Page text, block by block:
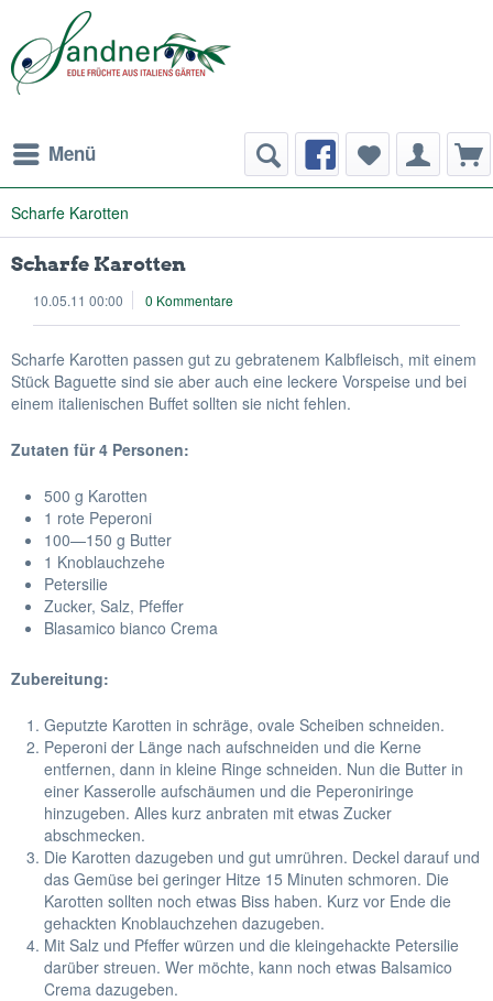
Menü
Scharfe Karotten
Scharfe Karotten
10.05.11 00:00 0 Kommentare
Scharfe Karotten passen gut zu gebratenem Kalbfleisch, mit einem
Stück Baguette sind sie aber auch eine leckere Vorspeise und bei
einem italienischen Buffet sollten sie nicht fehlen.
Zutaten für 4 Personen:
500 g Karotten
1 rote Peperoni
100—150 g Butter
1 Knoblauchzehe
Petersilie
Zucker, Salz, Pfeffer
Blasamico bianco Crema
Zubereitung:
Geputzte Karotten in schräge, ovale Scheiben schneiden.
Peperoni der Länge nach aufschneiden und die Kerne
entfernen, dann in kleine Ringe schneiden. Nun die Butter in
einer Kasserolle aufschäumen und die Peperoniringe
hinzugeben. Alles kurz anbraten mit etwas Zucker
abschmecken.
Die Karotten dazugeben und gut umrühren. Deckel darauf und
das Gemüse bei geringer Hitze 15 Minuten schmoren. Die
Karotten sollten noch etwas Biss haben. Kurz vor Ende die
gehackten Knoblauchzehen dazugeben.
Mit Salz und Pfeffer würzen und die kleingehackte Petersilie
darüber streuen. Wer möchte, kann noch etwas Balsamico
Crema dazugeben.